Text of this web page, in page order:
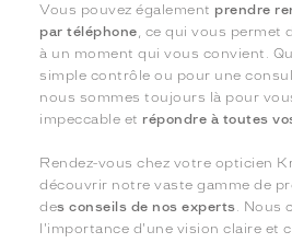
Vous pouvez également prendre
par téléphone , ce qui vous
à un moment qui vous convient.
simple contrôle ou pour une
nous sommes toujours là pour
impeccable et répondre à toutes
Rendez-vous chez votre opticien
découvrir notre vaste gamme de
des conseils de nos experts . Nous
l'importance d'une vision claire et